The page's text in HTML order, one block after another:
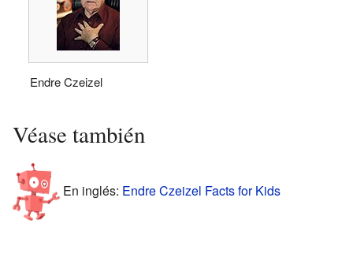
Endre Czeizel
Véase también
En inglés: Endre Czeizel Facts for Kids